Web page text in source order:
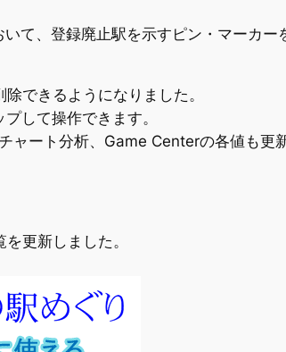
て、登録廃止駅を示すピン・マーカ
できるようになりました。
して操作できます。
ャート分析、Game Centerの各値も更
更新しました。